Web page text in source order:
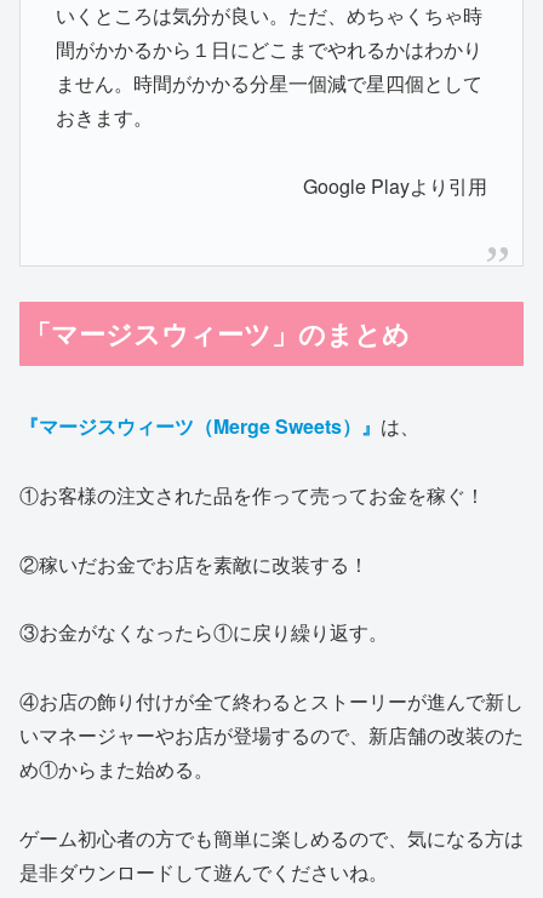
いくところは気分が良い。ただ、めちゃくちゃ時
間がかかるから１日にどこまでやれるかはわかり
ません。時間がかかる分星一個減で星四個として
おきます。
Google Playより引用
「マージスウィーツ」のまとめ
『マージスウィーツ（Merge Sweets）』 は、
①お客様の注文された品を作って売ってお金を稼ぐ！
②稼いだお金でお店を素敵に改装する！
③お金がなくなったら①に戻り繰り返す。
④お店の飾り付けが全て終わるとストーリーが進んで新し
いマネージャーやお店が登場するので、新店舗の改装のた
め①からまた始める。
ゲーム初心者の方でも簡単に楽しめるので、気になる方は
是非ダウンロードして遊んでくださいね。